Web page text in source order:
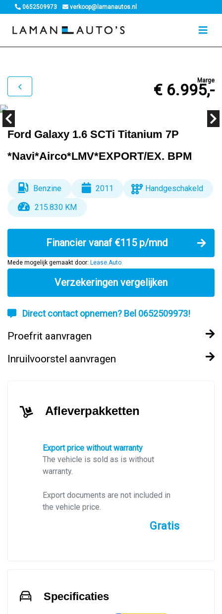
0652509973 verkoop@lamanautos.nl
Marge
€ 6.995,-
Ford Galaxy 1.6 SCTi Titanium 7P
*Navi*Airco*LMV*EXPORT/EX. BPM
Benzine 2011
Handgeschakeld
215.830 KM
Financier vanaf €115 p/mnd
Mede mogelijk gemaakt door: Lease.Auto
Verzekeringen vergelijken
Direct contact opnemen? Bel 0652509973!
Proefrit aanvragen
Inruilvoorstel aanvragen
Afleverpakketten
Export price without warranty
The vehicle is sold as is without
warranty.
Export documents are not included in
the vehicle price.
Gratis
Specificaties